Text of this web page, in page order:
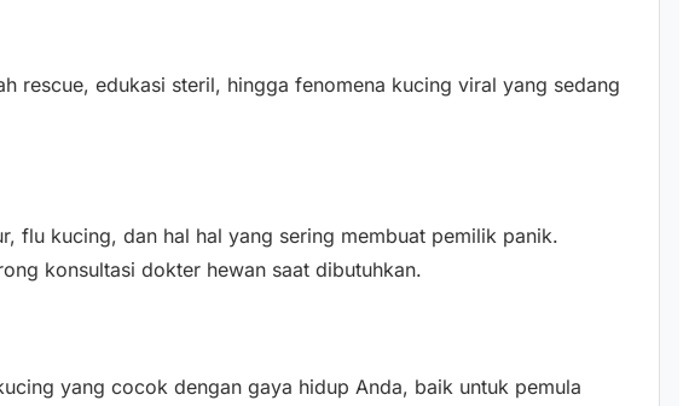
rescue, edukasi steril, hingga fenomena kucing viral yang sedang
flu kucing, dan hal hal yang sering membuat pemilik panik.
konsultasi dokter hewan saat dibutuhkan.
yang cocok dengan gaya hidup Anda, baik untuk pemula